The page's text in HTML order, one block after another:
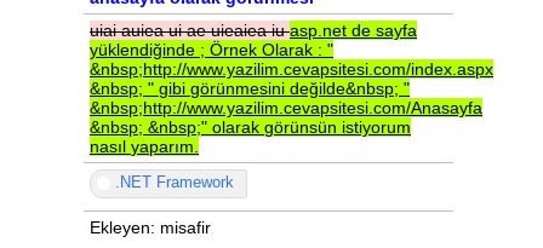
uiaiauieauiaeuieaieaiuasp.net de sayfa
yüklendiğinde ; Örnek Olarak : "
&nbsp;http://www.yazilim.cevapsitesi.com/index.aspx
&nbsp; " gibi görünmesini değilde&nbsp; "
&nbsp;http://www.yazilim.cevapsitesi.com/Anasayfa
&nbsp; &nbsp;" olarak görünsün istiyorum
nasıl yaparım.
.NET Framework
Ekleyen: misafir